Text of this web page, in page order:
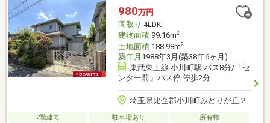
980万円
間取り 4LDK
建物面積99.16m2
土地面積188.98m2
築年月 1988年3月(築38年6ヶ月)
東武東上線 小川町駅 バス8分/「セ
ンター前」バス停 停歩2分
埼玉県比企郡小川町みどりが丘２
2階建て 駐車場あり 所有権